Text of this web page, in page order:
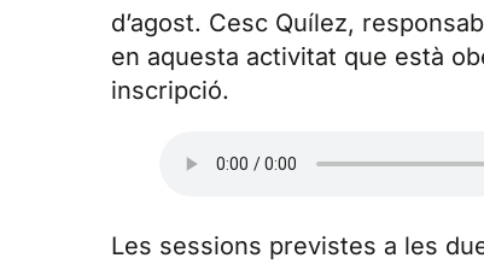
d’agost. Cesc Quílez,
en aquesta activitat que està
inscripció.
Les sessions previstes a les